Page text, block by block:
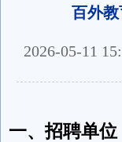
百外
2026-05-11
一、招聘单位